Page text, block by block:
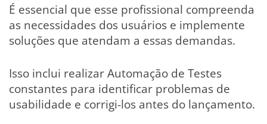
É essencial que esse profissional compreenda
as necessidades dos usuários e implemente
soluções que atendam a essas demandas.
Isso inclui realizar Automação de Testes
constantes para identificar problemas de
usabilidade e corrigi-los antes do lançamento.